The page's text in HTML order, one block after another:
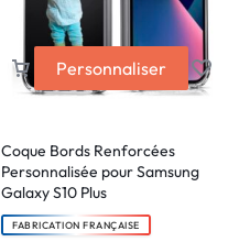
Personnaliser
Coque Bords Renforcées
Personnalisée pour Samsung
Galaxy S10 Plus
FABRICATION FRANÇAISE